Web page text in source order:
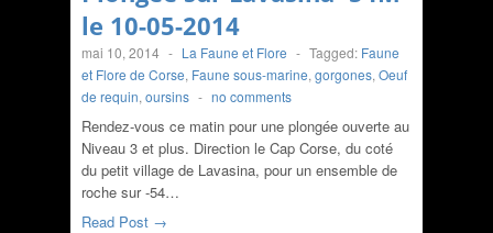
le 10-05-2014
mai 10, 2014 - La Faune et Flore - Tagged: Faune
et Flore de Corse, Faune sous-marine, gorgones, Oeuf
de requin, oursins - no comments
Rendez-vous ce matin pour une plongée ouverte au
Niveau 3 et plus. Direction le Cap Corse, du coté
du petit village de Lavasina, pour un ensemble de
roche sur -54…
Read Post →